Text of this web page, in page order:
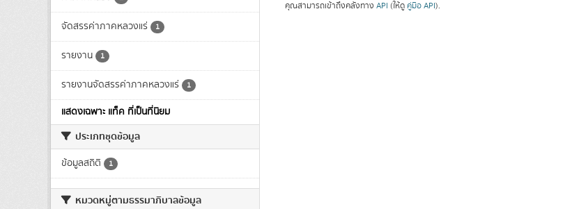
จัดสรรค่าภาคหลวงแร่ 1
รายงาน 1
รายงานจัดสรรค่าภาคหลวงแร่ 1
แสดงเฉพาะ แท็ค ที่เป็นที่นิยม
ประเภทชุดข้อมูล
ข้อมูลสถิติ 1
หมวดหมู่ตามธรรมาภิบาลข้อมูล
คุณสามารถเข้าถึงคลังทาง API (ให้ดู คู่มือ API).